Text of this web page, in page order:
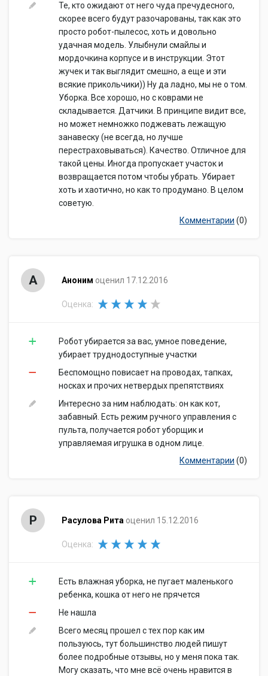
Те, кто ожидают от него чуда пречудесного,
скорее всего будут разочарованы, так как это
просто робот-пылесос, хоть и довольно
удачная модель. Улыбнули смайлы и
мордочкина корпусе и в инструкции. Этот
жучек и так выглядит смешно, а еще и эти
всякие прикольчики)) Ну да ладно, мы не о том.
Уборка. Все хорошо, но с коврами не
складывается. Датчики. В принципе видит все,
но может немножко поджевать лежащую
занавеску (не всегда, но лучше
перестраховываться). Качество. Отличное для
такой цены. Иногда пропускает участок и
возвращается потом чтобы убрать. Убирает
хоть и хаотично, но как то продумано. В целом
советую.
Комментарии (0)
А Аноним оценил 17.12.2016
Оценка:
Робот убирается за вас, умное поведение,
убирает труднодоступные участки
Беспомощно повисает на проводах, тапках,
носках и прочих нетвердых препятствиях
Интересно за ним наблюдать: он как кот,
забавный. Есть режим ручного управления с
пульта, получается робот уборщик и
управляемая игрушка в одном лице.
Комментарии (0)
Р Расулова Рита оценил 15.12.2016
Оценка:
Есть влажная уборка, не пугает маленького
ребенка, кошка от него не прячется
Не нашла
Всего месяц прошел с тех пор как им
пользуюсь, тут большинство людей пишут
более подробные отзывы, но у меня пока так.
Могу сказать, что мне всё очень нравится в